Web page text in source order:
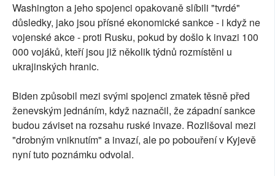
Washington a jeho spojenci opakovaně slíbili "tvrdé"
důsledky, jako jsou přísné ekonomické sankce - i když ne
vojenské akce - proti Rusku, pokud by došlo k invazi 100
000 vojáků, kteří jsou již několik týdnů rozmístěni u
ukrajinských hranic.
Biden způsobil mezi svými spojenci zmatek těsně před
ženevským jednáním, když naznačil, že západní sankce
budou záviset na rozsahu ruské invaze. Rozlišoval mezi
"drobným vniknutím" a invazí, ale po pobouření v Kyjevě
nyní tuto poznámku odvolal.